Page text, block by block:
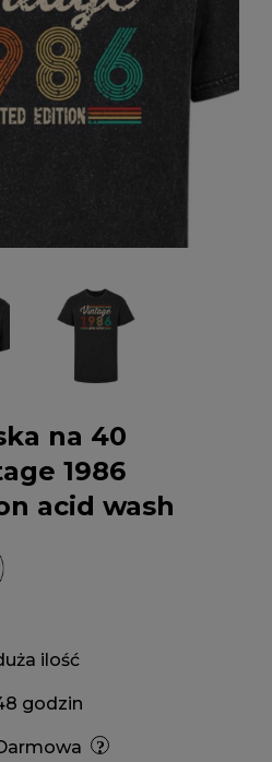
na 40
1986
acid wash
ilość
godzin